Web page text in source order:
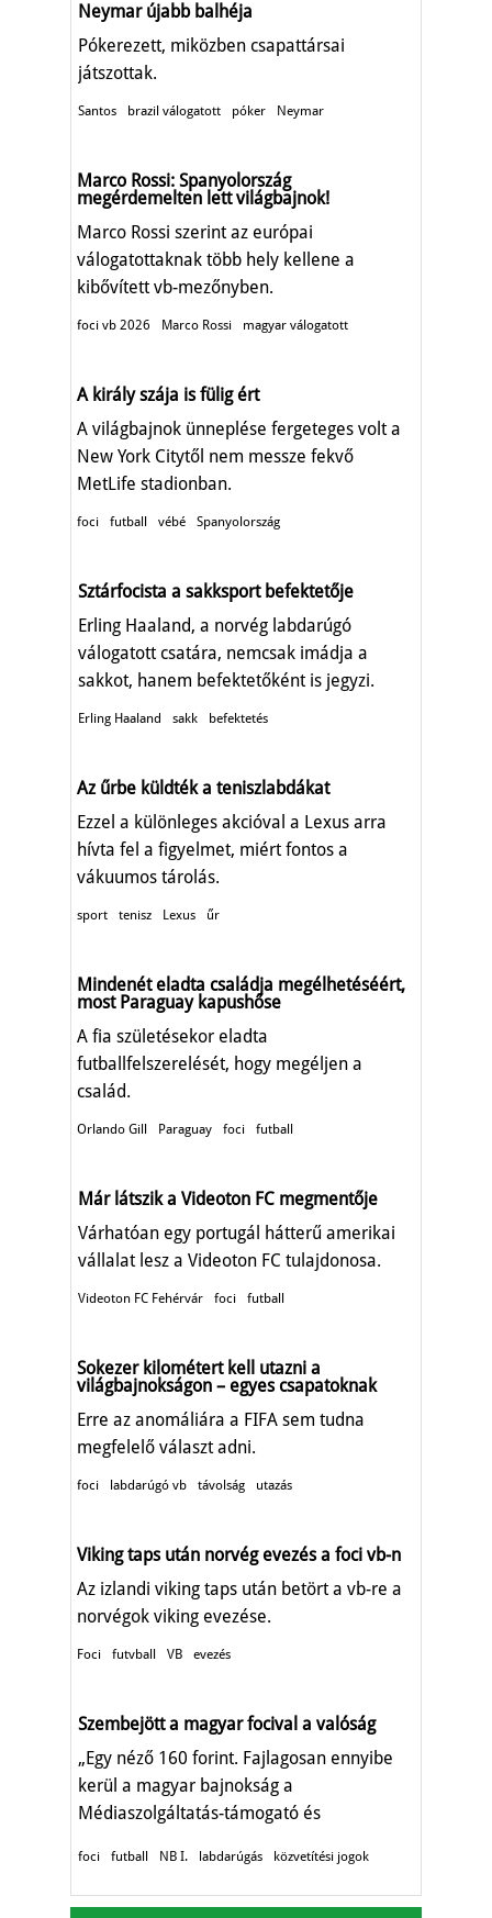
Neymar újabb balhéja
Pókerezett, miközben csapattársai
játszottak.
Santos brazil válogatott póker Neymar
Marco Rossi: Spanyolország
megérdemelten lett világbajnok!
Marco Rossi szerint az európai
válogatottaknak több hely kellene a
kibővített vb-mezőnyben.
foci vb 2026 Marco Rossi magyar válogatott
A király szája is fülig ért
A világbajnok ünneplése fergeteges volt a
New York Citytől nem messze fekvő
MetLife stadionban.
foci futball vébé Spanyolország
Sztárfocista a sakksport befektetője
Erling Haaland, a norvég labdarúgó
válogatott csatára, nemcsak imádja a
sakkot, hanem befektetőként is jegyzi.
Erling Haaland sakk befektetés
Az űrbe küldték a teniszlabdákat
Ezzel a különleges akcióval a Lexus arra
hívta fel a figyelmet, miért fontos a
vákuumos tárolás.
sport tenisz Lexus űr
Mindenét eladta családja megélhetéséért,
most Paraguay kapushőse
A fia születésekor eladta
futballfelszerelését, hogy megéljen a
család.
Orlando Gill Paraguay foci futball
Már látszik a Videoton FC megmentője
Várhatóan egy portugál hátterű amerikai
vállalat lesz a Videoton FC tulajdonosa.
Videoton FC Fehérvár foci futball
Sokezer kilométert kell utazni a
világbajnokságon – egyes csapatoknak
Erre az anomáliára a FIFA sem tudna
megfelelő választ adni.
foci labdarúgó vb távolság utazás
Viking taps után norvég evezés a foci vb-n
Az izlandi viking taps után betört a vb-re a
norvégok viking evezése.
Foci futvball VB evezés
Szembejött a magyar focival a valóság
„Egy néző 160 forint. Fajlagosan ennyibe
kerül a magyar bajnokság a
Médiaszolgáltatás-támogató és
foci futball NB I. labdarúgás közvetítési jogok